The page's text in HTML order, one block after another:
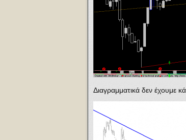
Διαγραμματικά δεν έχουμε